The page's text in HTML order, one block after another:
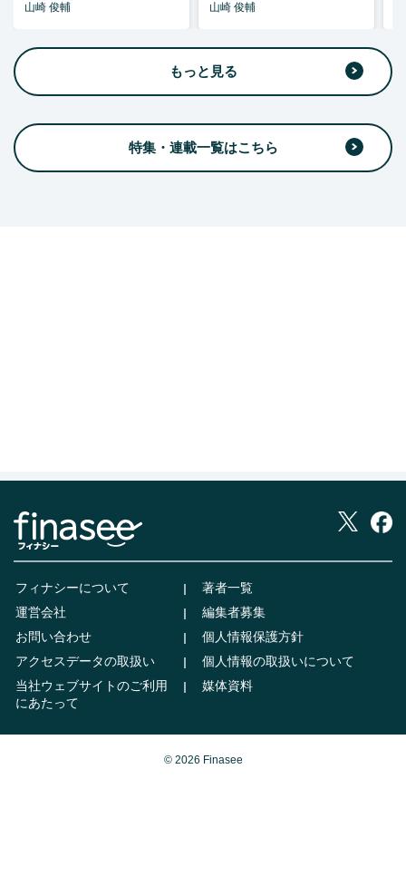
山崎 俊輔 山崎 俊輔
もっと見る
特集・連載一覧はこちら
フィナシーについて
著者一覧
運営会社
編集者募集
お問い合わせ
個人情報保護方針
アクセスデータの取扱い
個人情報の取扱いについて
当社ウェブサイトのご利用
にあたって
媒体資料
© 2026 Finasee